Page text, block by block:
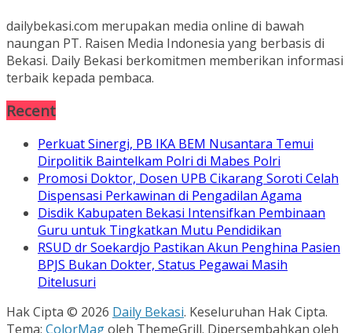
dailybekasi.com merupakan media online di bawah
naungan PT. Raisen Media Indonesia yang berbasis di
Bekasi. Daily Bekasi berkomitmen memberikan informasi
terbaik kepada pembaca.
Recent
Perkuat Sinergi, PB IKA BEM Nusantara Temui
Dirpolitik Baintelkam Polri di Mabes Polri
Promosi Doktor, Dosen UPB Cikarang Soroti Celah
Dispensasi Perkawinan di Pengadilan Agama
Disdik Kabupaten Bekasi Intensifkan Pembinaan
Guru untuk Tingkatkan Mutu Pendidikan
RSUD dr Soekardjo Pastikan Akun Penghina Pasien
BPJS Bukan Dokter, Status Pegawai Masih
Ditelusuri
Hak Cipta © 2026 Daily Bekasi. Keseluruhan Hak Cipta.
Tema: ColorMagoleh ThemeGrill. Dipersembahkan oleh